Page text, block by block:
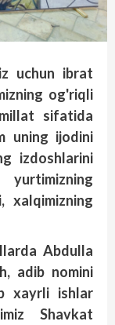
uchun ibrat
og'riqli
sifatida
uning ijodini
izdoshlarini
yurtimizning
xalqimizning
Abdulla
adib nomini
xayrli ishlar
Shavkat